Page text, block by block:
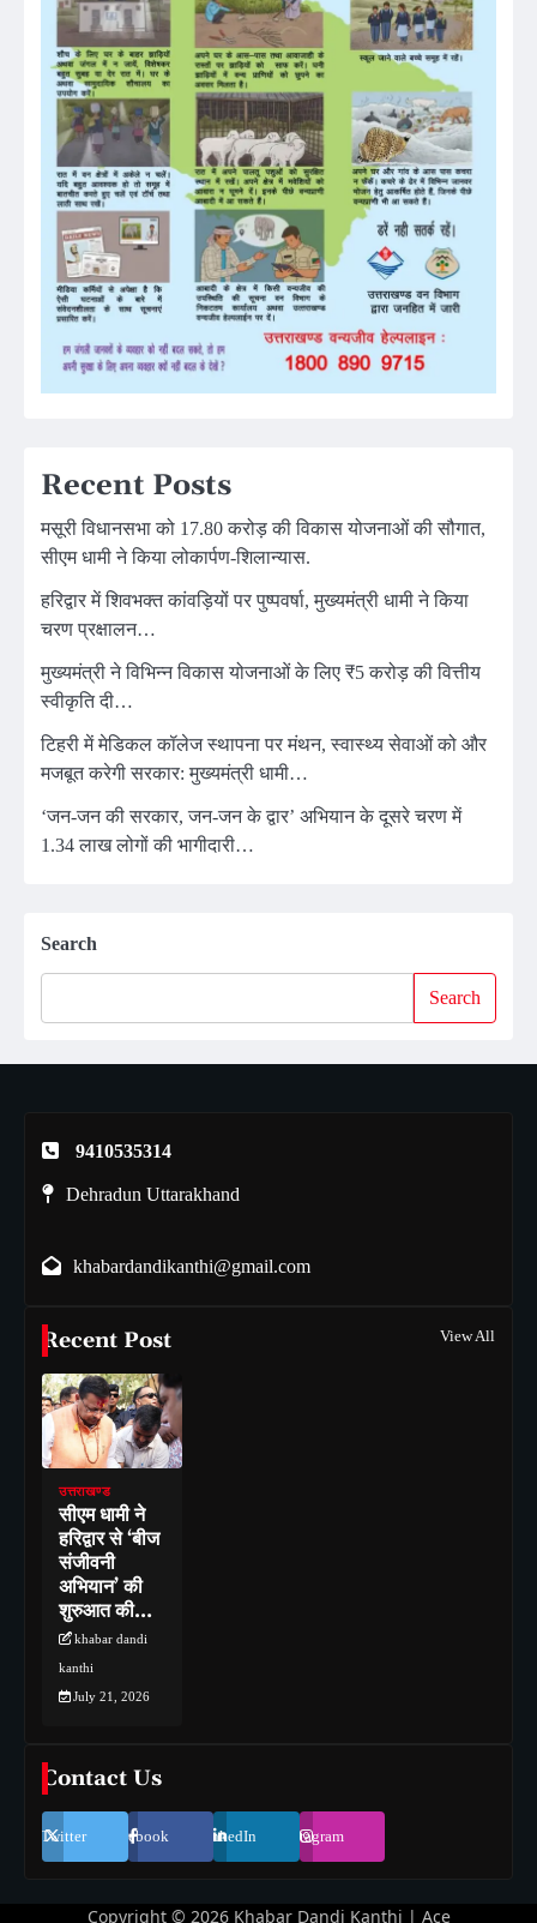
Recent Posts
मसूरी विधानसभा को 17.80 करोड़ की विकास योजनाओं की सौगात,
सीएम धामी ने किया लोकार्पण-शिलान्यास.
हरिद्वार में शिवभक्त कांवड़ियों पर पुष्पवर्षा, मुख्यमंत्री धामी ने किया
चरण प्रक्षालन…
मुख्यमंत्री ने विभिन्न विकास योजनाओं के लिए ₹5 करोड़ की वित्तीय
स्वीकृति दी…
टिहरी में मेडिकल कॉलेज स्थापना पर मंथन, स्वास्थ्य सेवाओं को और
मजबूत करेगी सरकार: मुख्यमंत्री धामी…
‘जन-जन की सरकार, जन-जन के द्वार’ अभियान के दूसरे चरण में
1.34 लाख लोगों की भागीदारी…
Search
Search
9410535314
Dehradun Uttarakhand
khabardandikanthi@gmail.com
Recent Post View All
उत्तराखण्ड
सीएम धामी ने
हरिद्वार से ‘बीज
संजीवनी
अभियान’ की
शुरुआत की…
khabar dandi
kanthi
July 21, 2026
Contact Us
Twitter Facebook LinkedIn Instagram
Copyright © 2026 Khabar Dandi Kanthi | Ace